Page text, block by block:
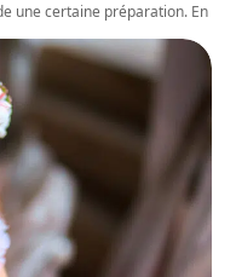
une certaine préparation. En